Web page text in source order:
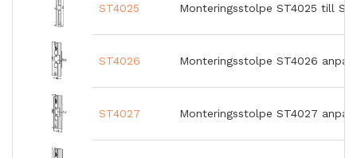
ST4025 Monteringsstolpe ST4025 till
ST4026 Monteringsstolpe ST4026
ST4027 Monteringsstolpe ST4027